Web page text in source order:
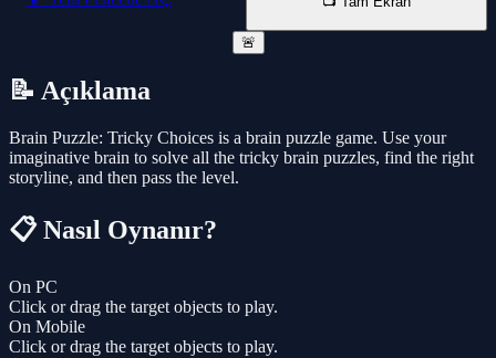
🚨
📝 Açıklama
Brain Puzzle: Tricky Choices is a brain puzzle game. Use your
imaginative brain to solve all the tricky brain puzzles, find the right
storyline, and then pass the level.
📋 Nasıl Oynanır?
On PC
Click or drag the target objects to play.
On Mobile
Click or drag the target objects to play.